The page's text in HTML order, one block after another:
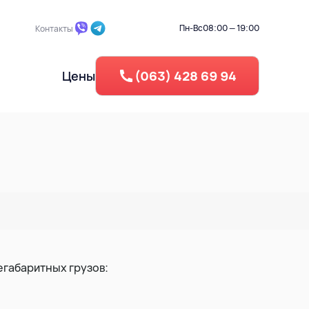
Контакты Пн-Вс08:00 — 19:00
Цены (063) 428 69 94
грузов: